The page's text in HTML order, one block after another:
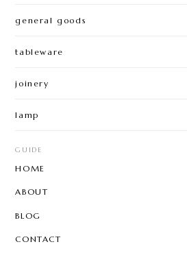
general goods
tableware
joinery
lamp
GUIDE
HOME
ABOUT
BLOG
CONTACT